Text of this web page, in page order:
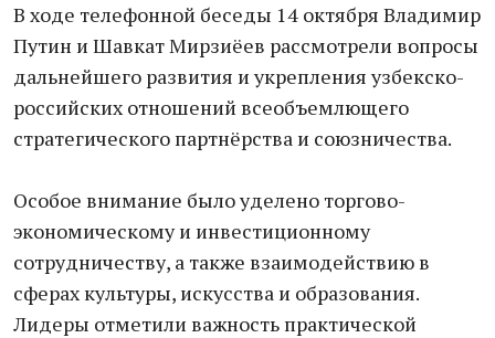
В ходе телефонной беседы 14 октября Владимир
Путин и Шавкат Мирзиёев рассмотрели вопросы
дальнейшего развития и укрепления узбекско-
российских отношений всеобъемлющего
стратегического партнёрства и союзничества.
Особое внимание было уделено торгово-
экономическому и инвестиционному
сотрудничеству, а также взаимодействию в
сферах культуры, искусства и образования.
Лидеры отметили важность практической